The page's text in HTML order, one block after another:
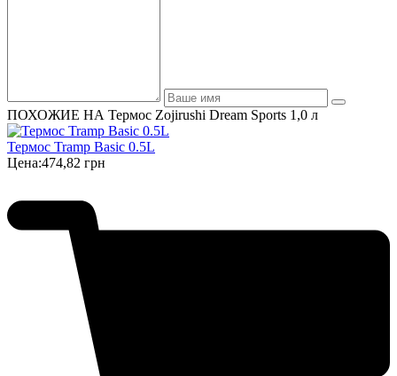
ПОХОЖИЕ НА Термос Zojirushi Dream Sports 1,0 л
Термос Tramp Basic 0.5L
Цена:474,82 грн